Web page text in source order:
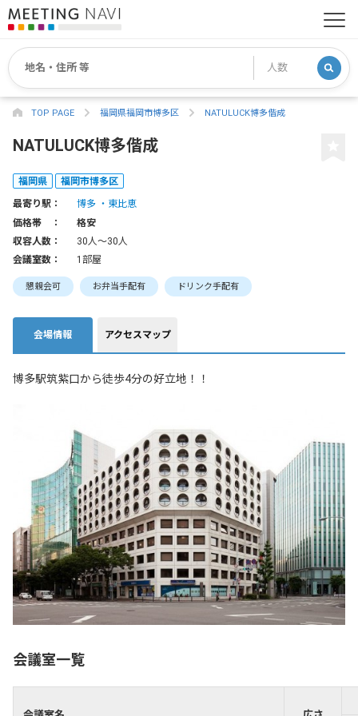
TOP PAGE 福岡県福岡市博多区 NATULUCK博多偕成
NATULUCK博多偕成
福岡県 福岡市博多区
最寄り駅： 博多
東比恵
価格帯 ：
格安
収容人数：
30人〜30人
会議室数：
1部屋
懇親会可 お弁当手配有 ドリンク手配有
会場情報 アクセスマップ
博多駅筑紫口から徒歩4分の好立地！！
会議室一覧